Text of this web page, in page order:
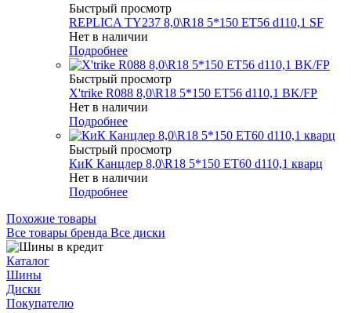
Быстрый просмотр
REPLICA TY237 8,0\R18 5*150 ET56 d110,1 SF
Нет в наличии
Подробнее
Быстрый просмотр
X'trike R088 8,0\R18 5*150 ET56 d110,1 BK/FP
Нет в наличии
Подробнее
Быстрый просмотр
КиК Канцлер 8,0\R18 5*150 ET60 d110,1 кварц
Нет в наличии
Подробнее
Похожие товары
Все товары бренда Все диски
Каталог
Шины
Диски
Покупателю